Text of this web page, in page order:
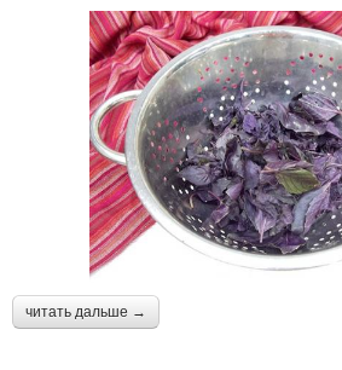
читать дальше →